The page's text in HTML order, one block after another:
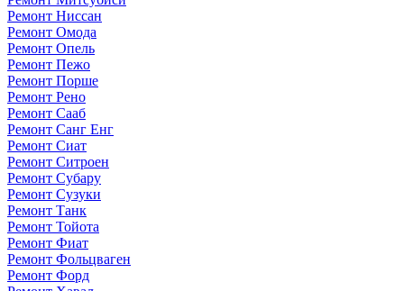
Ремонт Ниссан
Ремонт Омода
Ремонт Опель
Ремонт Пежо
Ремонт Порше
Ремонт Рено
Ремонт Сааб
Ремонт Санг Енг
Ремонт Сиат
Ремонт Ситроен
Ремонт Субару
Ремонт Сузуки
Ремонт Танк
Ремонт Тойота
Ремонт Фиат
Ремонт Фольцваген
Ремонт Форд